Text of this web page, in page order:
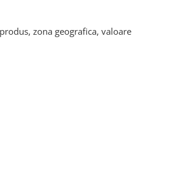
zona geografica, valoare